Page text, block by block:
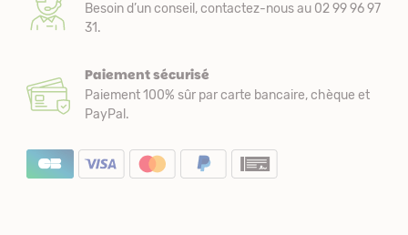
Besoin d’un conseil, contactez-nous au 02 99 96 97
31.
Paiement sécurisé
Paiement 100% sûr par carte bancaire, chèque et
PayPal.